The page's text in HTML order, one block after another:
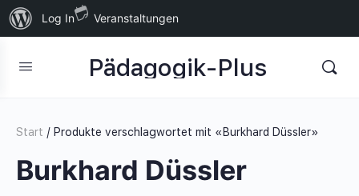
Über
WordPress
Log In Veranstaltungen
Pädagogik-Plus
Start / Produkte verschlagwortet mit «Burkhard Düssler»
Burkhard Düssler